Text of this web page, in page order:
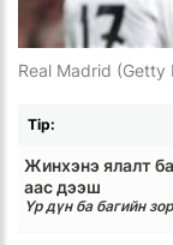
Real Madrid (Getty
Tip:
Жинхэнэ ялалт
аас дээш
Үр дүн ба багийн